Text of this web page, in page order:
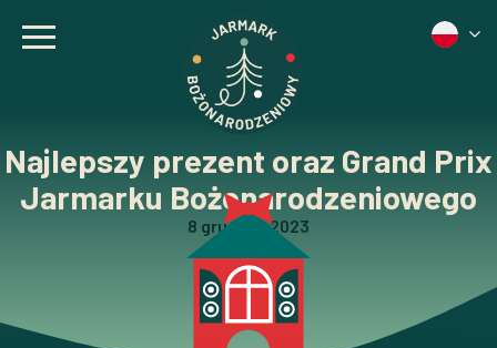
Najlepszy prezent oraz Grand Prix
Jarmarku Bożonarodzeniowego
8 grudnia, 2023